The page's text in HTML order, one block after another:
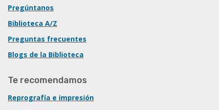
Pregúntanos
Biblioteca A/Z
Preguntas frecuentes
Blogs de la Biblioteca
Te recomendamos
Reprografía e impresión